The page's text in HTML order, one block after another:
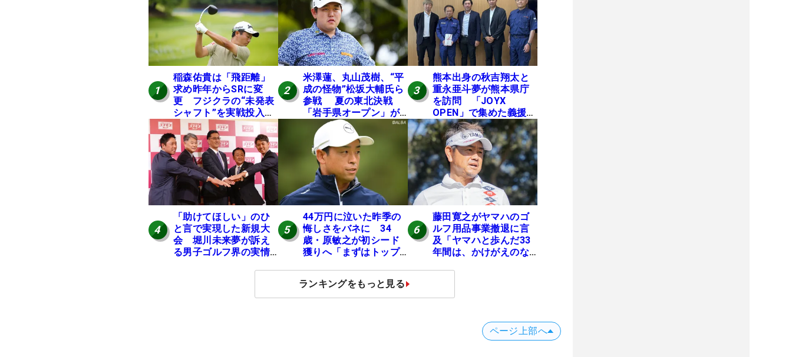
1
稲森佑貴は「飛距離」
求め昨年からSRに変
更 フジクラの“未発表
シャフト”を実戦投入し
好感触「つかまえにい
ける」【男子ツアーの
ヒトネタ！】
2
米澤蓮、丸山茂樹、“平
成の怪物”松坂大輔氏ら
参戦 夏の東北決戦
「岩手県オープン」が8
日開幕
3
熊本出身の秋吉翔太と
重永亜斗夢が熊本県庁
を訪問 「JOYX
OPEN」で集めた義援金
を贈呈
4
「助けてほしい」のひ
と言で実現した新規大
会 堀川未来夢が訴え
る男子ゴルフ界の実情
5
44万円に泣いた昨季の
悔しさをバネに 34
歳・原敏之が初シード
獲りへ「まずはトップ
6
藤田寛之がヤマハのゴ
ルフ用品事業撤退に言
及「ヤマハと歩んだ33
年間は、かけがえのな
ランキングをもっと見る
ページ上部へ